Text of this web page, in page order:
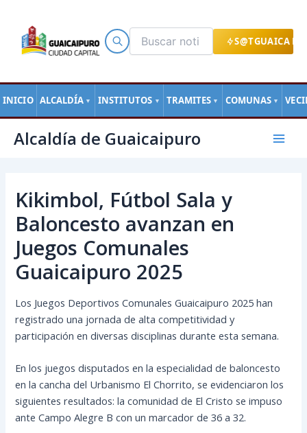
S@TGUAICA
INICIO ALCALDÍA ▼ INSTITUTOS ▼ TRAMITES ▼ COMUNAS ▼
contenido
Alcaldía de Guaicaipuro
Main
Kikimbol, Fútbol Sala y
Baloncesto avanzan en
Juegos Comunales
Guaicaipuro 2025
Los Juegos Deportivos Comunales Guaicaipuro 2025 han
registrado una jornada de alta competitividad y
participación en diversas disciplinas durante esta semana.
En los juegos disputados en la especialidad de baloncesto
en la cancha del Urbanismo El Chorrito, se evidenciaron los
siguientes resultados: la comunidad de El Cristo se impuso
ante Campo Alegre B con un marcador de 36 a 32.
de